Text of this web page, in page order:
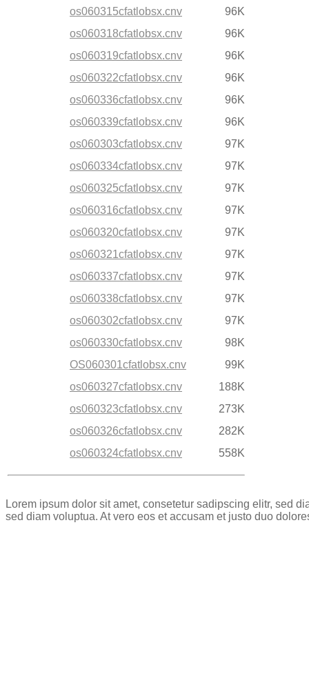
os060315cfatlobsx.cnv
96K
os060318cfatlobsx.cnv
96K
os060319cfatlobsx.cnv
96K
os060322cfatlobsx.cnv
96K
os060336cfatlobsx.cnv
96K
os060339cfatlobsx.cnv
96K
os060303cfatlobsx.cnv
97K
os060334cfatlobsx.cnv
97K
os060325cfatlobsx.cnv
97K
os060316cfatlobsx.cnv
97K
os060320cfatlobsx.cnv
97K
os060321cfatlobsx.cnv
97K
os060337cfatlobsx.cnv
97K
os060338cfatlobsx.cnv
97K
os060302cfatlobsx.cnv
97K
os060330cfatlobsx.cnv
98K
OS060301cfatlobsx.cnv
99K
os060327cfatlobsx.cnv
188K
os060323cfatlobsx.cnv
273K
os060326cfatlobsx.cnv
282K
os060324cfatlobsx.cnv
558K
Lorem ipsum dolor sit amet, consetetur sadipscing elitr, sed
sed diam voluptua. At vero eos et accusam et justo duo